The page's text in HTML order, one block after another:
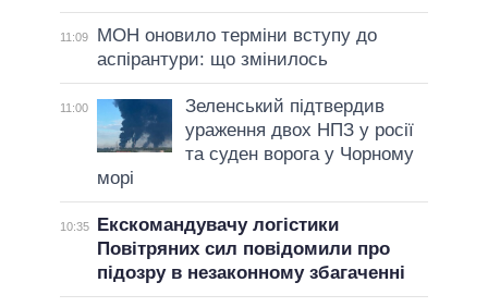
11:09
МОН оновило терміни вступу до
аспірантури: що змінилось
11:00
Зеленський підтвердив
ураження двох НПЗ у росії
та суден ворога у Чорному
морі
10:35
Екскомандувачу логістики
Повітряних сил повідомили про
підозру в незаконному збагаченні